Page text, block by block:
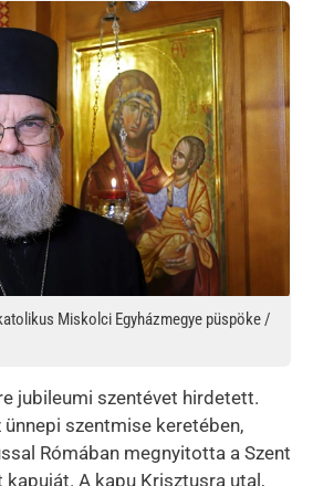
Miskolci Egyházmegye püspöke /
jubileumi szentévet hirdetett.
ünnepi szentmise keretében,
Rómában megnyitotta a Szent
kapuját. A kapu Krisztusra utal,